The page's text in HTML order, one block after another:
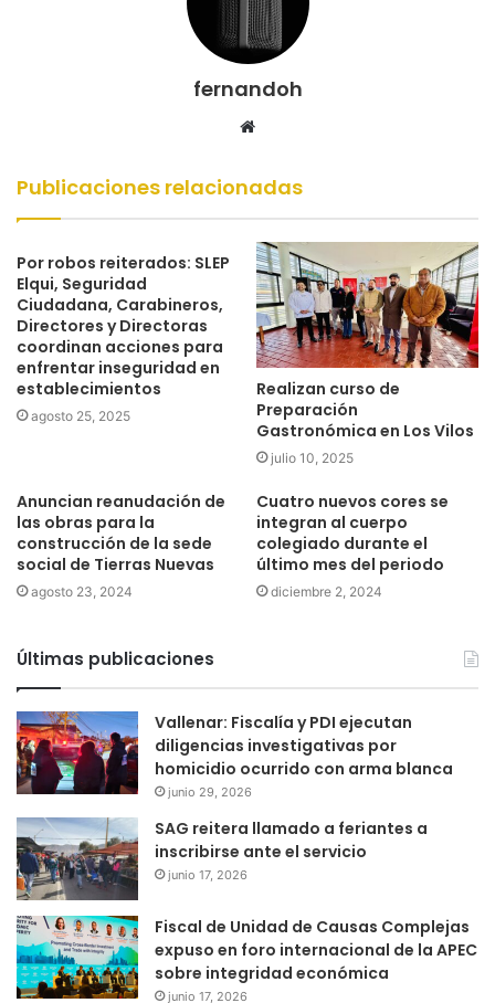
fernandoh
Sitio
Publicaciones relacionadas
Por robos reiterados: SLEP
Elqui, Seguridad
Ciudadana, Carabineros,
Directores y Directoras
coordinan acciones para
enfrentar inseguridad en
establecimientos
agosto 25, 2025
Realizan curso de
Preparación
Gastronómica en Los Vilos
julio 10, 2025
Anuncian reanudación de
las obras para la
construcción de la sede
social de Tierras Nuevas
agosto 23, 2024
Cuatro nuevos cores se
integran al cuerpo
colegiado durante el
último mes del periodo
diciembre 2, 2024
Últimas publicaciones
Vallenar: Fiscalía y PDI ejecutan
diligencias investigativas por
homicidio ocurrido con arma blanca
junio 29, 2026
SAG reitera llamado a feriantes a
inscribirse ante el servicio
junio 17, 2026
Fiscal de Unidad de Causas Complejas
expuso en foro internacional de la APEC
sobre integridad económica
junio 17, 2026